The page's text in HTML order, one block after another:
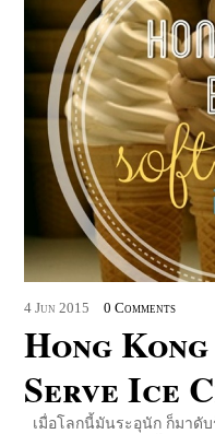
4 Jun 2015 0 Comments
Hong
Serve Ice
เมื่อโลกนี้มันระอุนัก ก็มาดั